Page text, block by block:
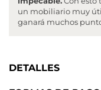
un mobiliario muy
ganará muchos
DETALLES